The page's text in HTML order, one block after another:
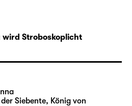
begeistert hat, soll
Weiblichkeitsbildern
eingegliedert werden.
kann Johanna aus
Begegnung auf dem
sie daran, dass sie ein
wird Stroboskoplicht
Siebente, König von